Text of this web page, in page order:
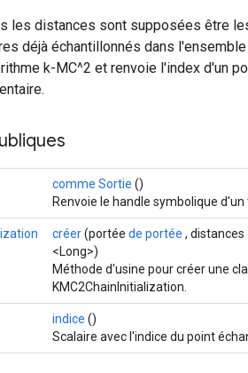
les distances sont supposées être
déjà échantillonnés dans
k-MC^2 et renvoie l'index d'un
comme Sortie ()
Renvoie le handle symbolique d'un
créer(portée de portée , distances
<Long>)
Méthode d'usine pour créer une
KMC2ChainInitialization.
indice ()
Scalaire avec l'indice du point